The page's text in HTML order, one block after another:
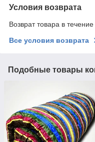
Условия возврата
Возврат товара в
Все условия возврата
Подобные товары